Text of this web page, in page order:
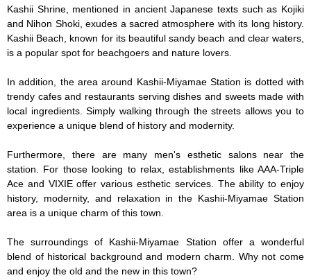
Kashii Shrine, mentioned in ancient Japanese texts such as Kojiki
and Nihon Shoki, exudes a sacred atmosphere with its long history.
Kashii Beach, known for its beautiful sandy beach and clear waters,
is a popular spot for beachgoers and nature lovers.
In addition, the area around Kashii-Miyamae Station is dotted with
trendy cafes and restaurants serving dishes and sweets made with
local ingredients. Simply walking through the streets allows you to
experience a unique blend of history and modernity.
Furthermore, there are many men's esthetic salons near the
station. For those looking to relax, establishments like AAA-Triple
Ace and VIXIE offer various esthetic services. The ability to enjoy
history, modernity, and relaxation in the Kashii-Miyamae Station
area is a unique charm of this town.
The surroundings of Kashii-Miyamae Station offer a wonderful
blend of historical background and modern charm. Why not come
and enjoy the old and the new in this town?